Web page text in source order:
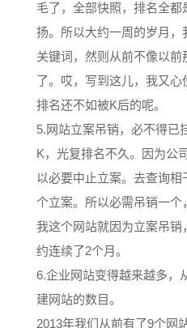
毛了，全部快照，排名全
扬。所以大约一周的岁月，
关键词，然则从前不像以
了。哎，写到这儿，我又
排名还不如被K后的呢。
5.网站立案吊销，必不得已
K，光复排名不久。因为公
以必要中止立案。去查询
个立案。所以必需吊销一个
我这个网站就因为立案吊销
约连续了2个月。
6.企业网站变得越来越多，
建网站的数目。
2013年我们从前有了9个网